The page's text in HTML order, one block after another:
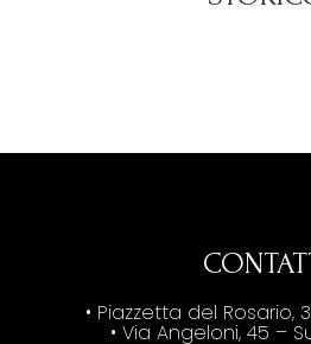
• Piazzetta del Rosario,
• Via Angeloni, 45 –